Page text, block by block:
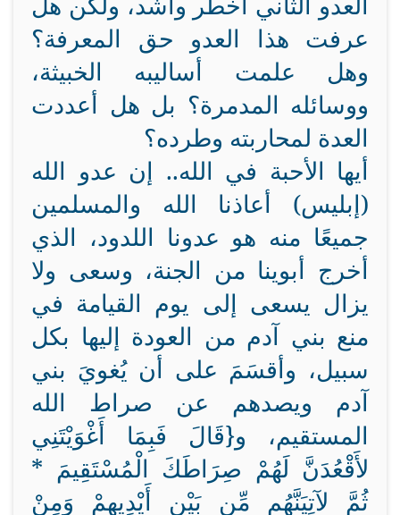
عرفت هذا العدو حق المعرفة؟
وهل علمت أساليبه الخبيثة،
ووسائله المدمرة؟ بل هل أعددت
العدة لمحاربته وطرده؟
أيها الأحبة في الله.. إن عدو الله
(إبليس) أعاذنا الله والمسلمين
جميعًا منه هو عدونا اللدود، الذي
أخرج أبوينا من الجنة، وسعى ولا
يزال يسعى إلى يوم القيامة في
منع بني آدم من العودة إليها بكل
سبيل، وأقسَمَ على أن يُغويَ بني
آدم ويصدهم عن صراط الله
المستقيم، و{قَالَ فَبِمَا أَغْوَيْتَنِي
لأَقْعُدَنَّ لَهُمْ صِرَاطَكَ الْمُسْتَقِيمَ *
ثُمَّ لآتِيَنَّهُم مِّن بَيْنِ أَيْدِيهِمْ وَمِنْ